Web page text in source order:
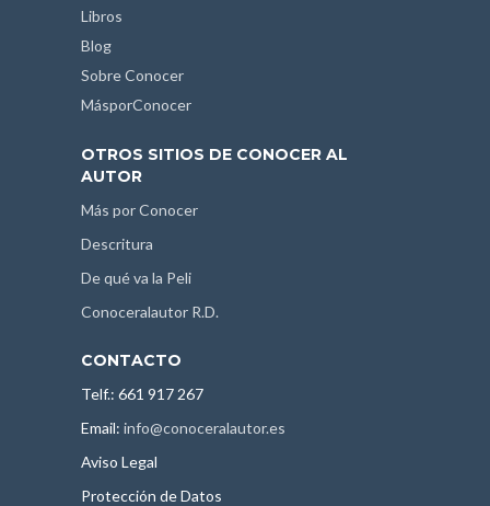
Libros
Blog
Sobre Conocer
MásporConocer
OTROS SITIOS DE CONOCER AL
AUTOR
Más por Conocer
Descritura
De qué va la Peli
Conoceralautor R.D.
CONTACTO
Telf.: 661 917 267
Email: info@conoceralautor.es
Aviso Legal
Protección de Datos